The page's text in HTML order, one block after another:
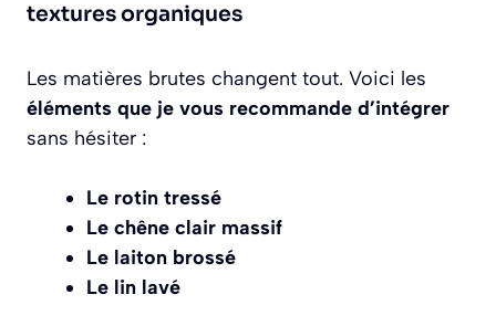
textures organiques
Les matières brutes changent tout. Voici les
éléments que je vous recommande d’intégrer
sans hésiter :
Le rotin tressé
Le chêne clair massif
Le laiton brossé
Le lin lavé